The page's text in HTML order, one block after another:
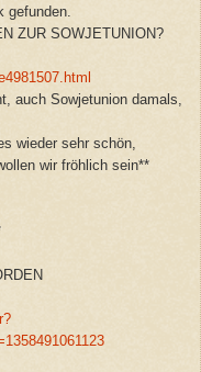
gefunden.
ZUR SOWJETUNION?
auch Sowjetunion damals,
wieder sehr schön,
wir fröhlich sein**